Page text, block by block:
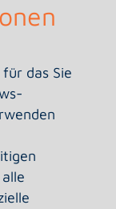
das Sie